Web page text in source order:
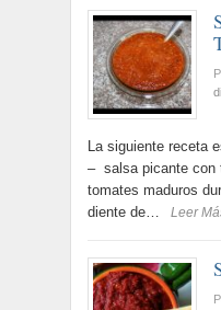
La siguiente receta
– salsa picante con
tomates maduros
diente de…
Leer